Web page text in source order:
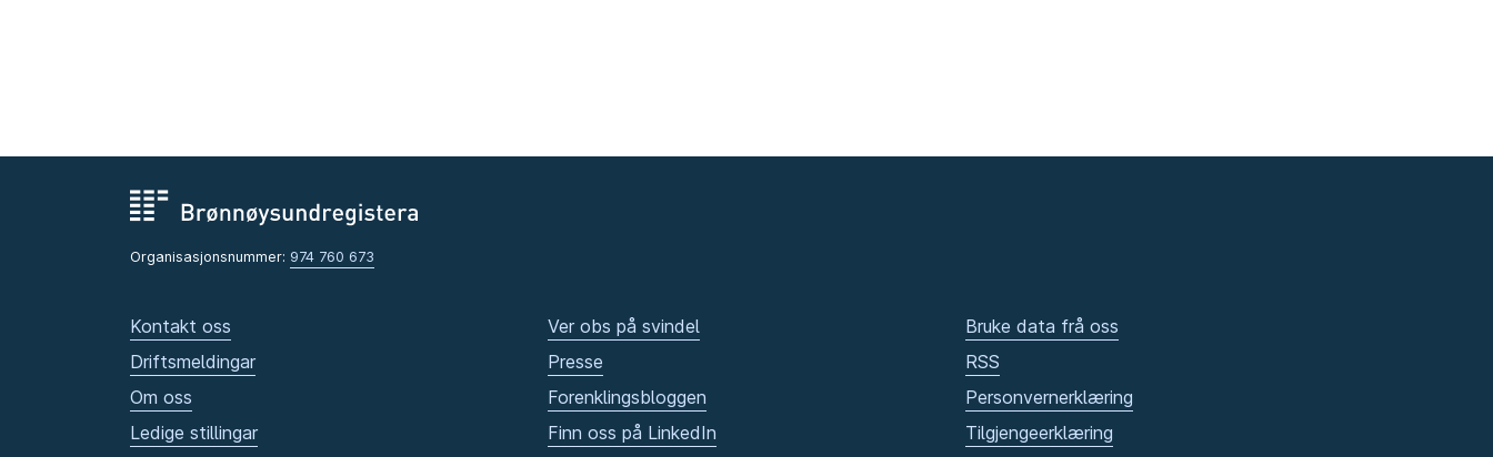
Organisasjonsnummer: 974 760 673
Kontakt oss
Driftsmeldingar
Om oss
Ledige stillingar
Ver obs på svindel
Presse
Forenklingsbloggen
Finn oss på LinkedIn
Bruke data frå oss
RSS
Personvernerklæring
Tilgjengeerklæring